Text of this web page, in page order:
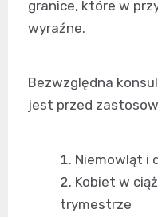
granice, które w
wyraźne.
Bezwzględna
jest przed
Niemowląt i
Kobiet w
trymestrze